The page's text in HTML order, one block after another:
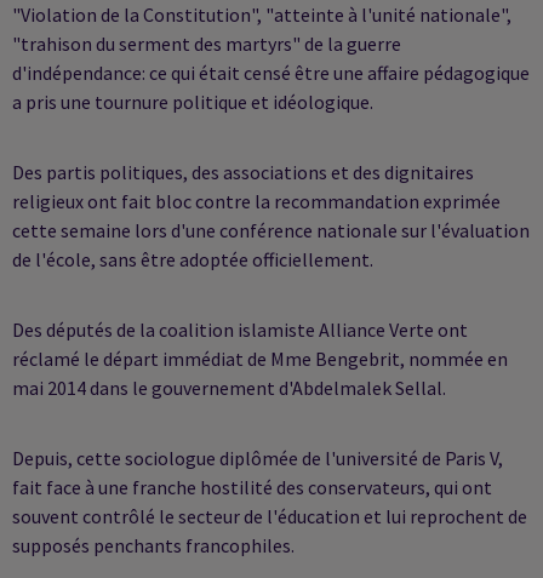
"Violation de la Constitution", "atteinte à l'unité nationale",
"trahison du serment des martyrs" de la guerre
d'indépendance: ce qui était censé être une affaire pédagogique
a pris une tournure politique et idéologique.
Des partis politiques, des associations et des dignitaires
religieux ont fait bloc contre la recommandation exprimée
cette semaine lors d'une conférence nationale sur l'évaluation
de l'école, sans être adoptée officiellement.
Des députés de la coalition islamiste Alliance Verte ont
réclamé le départ immédiat de Mme Bengebrit, nommée en
mai 2014 dans le gouvernement d'Abdelmalek Sellal.
Depuis, cette sociologue diplômée de l'université de Paris V,
fait face à une franche hostilité des conservateurs, qui ont
souvent contrôlé le secteur de l'éducation et lui reprochent de
supposés penchants francophiles.